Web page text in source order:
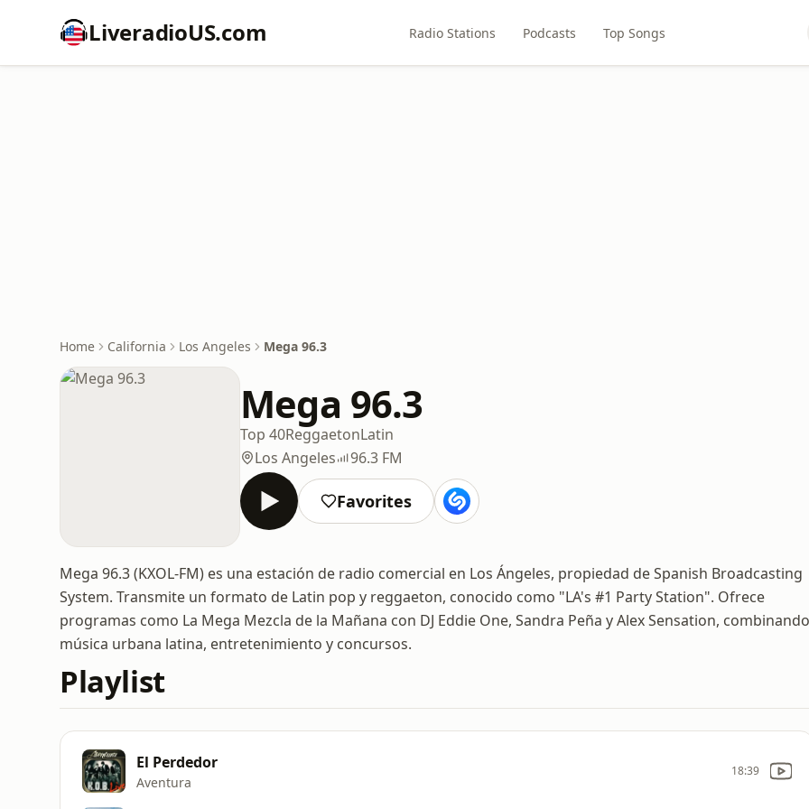
LiveradioUS.com Radio Stations Podcasts Top Songs
Home California Los Angeles Mega 96.3
Mega 96.3
Top 40ReggaetonLatin
Los Angeles
96.3 FM
Favorites
Mega 96.3 (KXOL-FM) es una estación de radio comercial en Los Ángeles, propiedad de Spanish Broadcasting
System. Transmite un formato de Latin pop y reggaeton, conocido como "LA's #1 Party Station". Ofrece
programas como La Mega Mezcla de la Mañana con DJ Eddie One, Sandra Peña y Alex Sensation, combinando
música urbana latina, entretenimiento y concursos.
Playlist
El Perdedor
Aventura
18:39